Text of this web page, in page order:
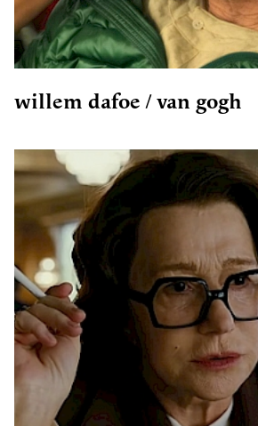
willem dafoe / van gogh